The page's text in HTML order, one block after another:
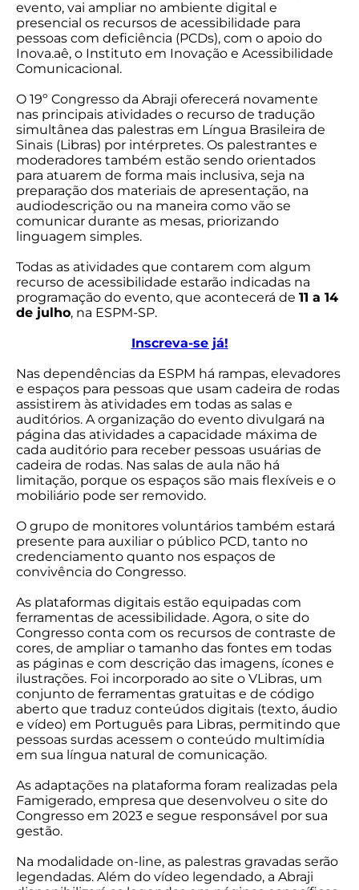
evento, vai ampliar no ambiente digital e
presencial os recursos de acessibilidade para
pessoas com deficiência (PCDs), com o apoio do
Inova.aê, o Instituto em Inovação e Acessibilidade
Comunicacional.
O 19º Congresso da Abraji oferecerá novamente
nas principais atividades o recurso de tradução
simultânea das palestras em Língua Brasileira de
Sinais (Libras) por intérpretes. Os palestrantes e
moderadores também estão sendo orientados
para atuarem de forma mais inclusiva, seja na
preparação dos materiais de apresentação, na
audiodescrição ou na maneira como vão se
comunicar durante as mesas, priorizando
linguagem simples.
Todas as atividades que contarem com algum
recurso de acessibilidade estarão indicadas na
programação do evento, que acontecerá de 11 a 14
de julho, na ESPM-SP.
Inscreva-se já!
Nas dependências da ESPM há rampas, elevadores
e espaços para pessoas que usam cadeira de rodas
assistirem às atividades em todas as salas e
auditórios. A organização do evento divulgará na
página das atividades a capacidade máxima de
cada auditório para receber pessoas usuárias de
cadeira de rodas. Nas salas de aula não há
limitação, porque os espaços são mais flexíveis e o
mobiliário pode ser removido.
O grupo de monitores voluntários também estará
presente para auxiliar o público PCD, tanto no
credenciamento quanto nos espaços de
convivência do Congresso.
As plataformas digitais estão equipadas com
ferramentas de acessibilidade. Agora, o site do
Congresso conta com os recursos de contraste de
cores, de ampliar o tamanho das fontes em todas
as páginas e com descrição das imagens, ícones e
ilustrações. Foi incorporado ao site o VLibras, um
conjunto de ferramentas gratuitas e de código
aberto que traduz conteúdos digitais (texto, áudio
e vídeo) em Português para Libras, permitindo que
pessoas surdas acessem o conteúdo multimídia
em sua língua natural de comunicação.
As adaptações na plataforma foram realizadas pela
Famigerado, empresa que desenvolveu o site do
Congresso em 2023 e segue responsável por sua
gestão.
Na modalidade on-line, as palestras gravadas serão
legendadas. Além do vídeo legendado, a Abraji